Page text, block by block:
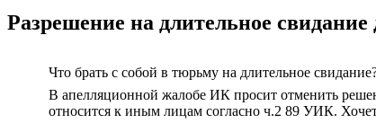
Разрешение на длительное
Что брать с собой в тюрьму на длительное
В апелляционной жалобе ИК просит отменить
относится к иным лицам согласно ч.2 89 УИК.